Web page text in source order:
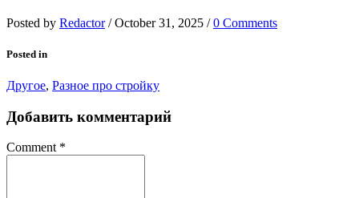
Posted by Redactor / October 31, 2025 / 0 Comments
Posted in
Другое, Разное про стройку
Добавить комментарий
Comment *